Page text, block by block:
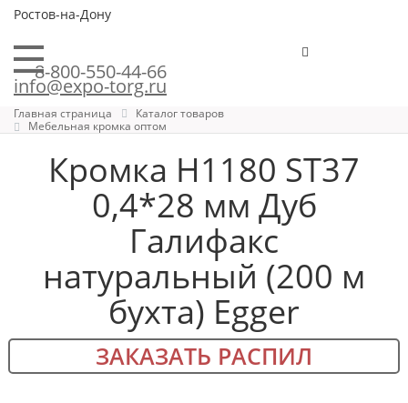
Ростов-на-Дону
8-800-550-44-66
info@expo-torg.ru
Главная страница
Каталог товаров
Мебельная кромка оптом
Кромка H1180 ST37
0,4*28 мм Дуб
Галифакс
натуральный (200 м
бухта) Egger
ЗАКАЗАТЬ РАСПИЛ